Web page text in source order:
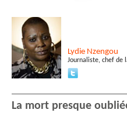
Lydie Nzengou
Journaliste, chef de
La mort presque